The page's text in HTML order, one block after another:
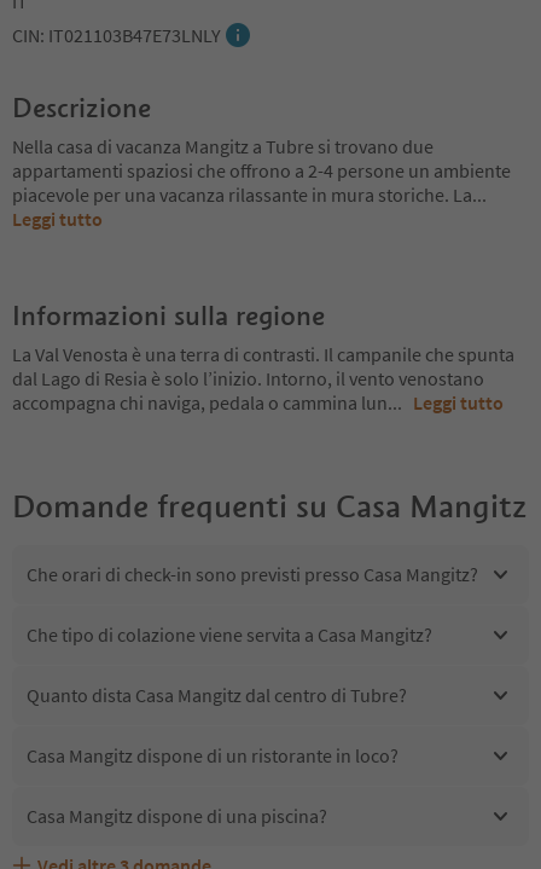
CIN: IT021103B47E73LNLY
Descrizione
Nella casa di vacanza Mangitz a Tubre si trovano due
appartamenti spaziosi che offrono a 2-4 persone un ambiente
piacevole per una vacanza rilassante in mura storiche. La...
Leggi tutto
Informazioni sulla regione
La Val Venosta è una terra di contrasti. Il campanile che spunta
dal Lago di Resia è solo l’inizio. Intorno, il vento venostano
accompagna chi naviga, pedala o cammina lun... Leggi tutto
Domande frequenti su Casa Mangitz
Che orari di check-in sono previsti presso Casa Mangitz?
Che tipo di colazione viene servita a Casa Mangitz?
Quanto dista Casa Mangitz dal centro di Tubre?
Casa Mangitz dispone di un ristorante in loco?
Casa Mangitz dispone di una piscina?